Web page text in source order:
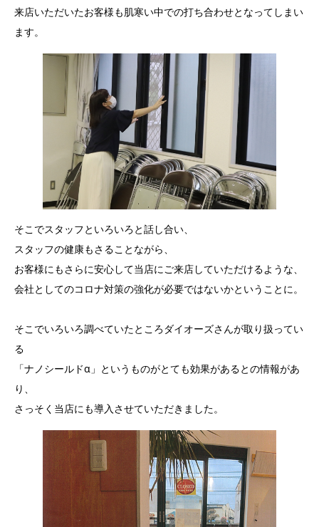
来店いただいたお客様も肌寒い中での打ち合わせとなってしまい
ます。
そこでスタッフといろいろと話し合い、
スタッフの健康もさることながら、
お客様にもさらに安心して当店にご来店していただけるような、
会社としてのコロナ対策の強化が必要ではないかということに。
そこでいろいろ調べていたところダイオーズさんが取り扱ってい
る
「ナノシールドα」というものがとても効果があるとの情報があ
り、
さっそく当店にも導入させていただきました。